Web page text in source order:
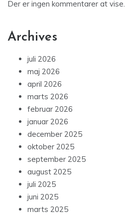
Der er ingen kommentarer at vise.
Archives
juli 2026
maj 2026
april 2026
marts 2026
februar 2026
januar 2026
december 2025
oktober 2025
september 2025
august 2025
juli 2025
juni 2025
marts 2025